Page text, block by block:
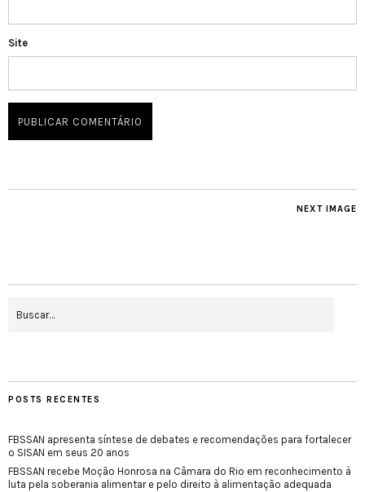
Site
NEXT IMAGE
POSTS RECENTES
FBSSAN apresenta síntese de debates e recomendações para fortalecer
o SISAN em seus 20 anos
FBSSAN recebe Moção Honrosa na Câmara do Rio em reconhecimento à
luta pela soberania alimentar e pelo direito à alimentação adequada